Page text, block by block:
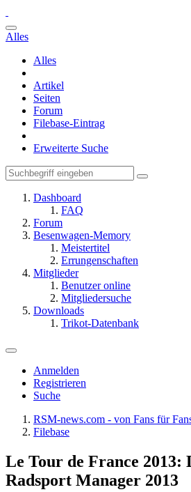
Alles
Alles
Artikel
Seiten
Forum
Filebase-Eintrag
Erweiterte Suche
Dashboard
FAQ
Forum
Besenwagen-Memory
Meistertitel
Errungenschaften
Mitglieder
Benutzer online
Mitgliedersuche
Downloads
Trikot-Datenbank
Anmelden
Registrieren
Suche
RSM-news.com - von Fans für
Filebase
Le Tour de France 2013:
Radsport Manager 2013